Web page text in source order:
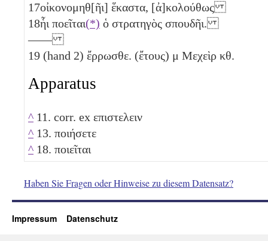
17οἰκονομηθ[ῆι] ἕκαστα, [ἀ]κολούθως
18ἧι ποεῖται(*) ὁ στρατηγὸς σπουδῆι.
——
19 (hand 2) ἔρρωσθε. (ἔτους) μ Μεχεὶρ κθ.
Apparatus
^ 11. corr. ex επιστελειν
^ 13. ποιήσετε
^ 18. ποιεῖται
Haben Sie Fragen oder Hinweise zu diesem Datensatz?
Impressum Datenschutz